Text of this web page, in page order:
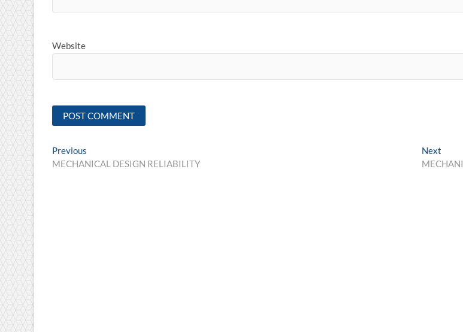
Website
Post
navigation
Previous
post:
MECHANICAL DESIGN RELIABILITY
Next
post: